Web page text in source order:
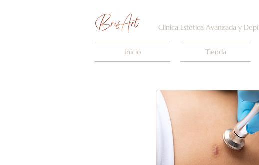
Clínica Estética Avanzada y
Inicio Tienda